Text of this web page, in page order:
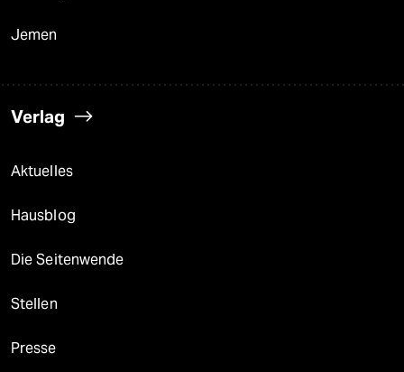
Jemen
Verlag
Aktuelles
Hausblog
Die Seitenwende
Stellen
Presse